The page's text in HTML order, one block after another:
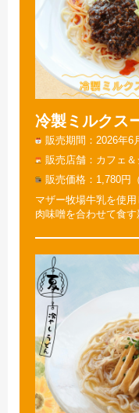
冷製ミルクス
販売期間
2026年6
販売店舗
カフェ
販売価格
1,780円
マザー牧場牛乳を使用
肉味噌を合わせて食